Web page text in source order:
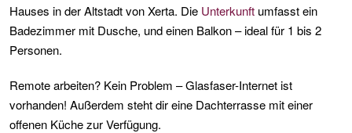
Hauses in der Altstadt von Xerta. Die Unterkunft umfasst ein
Badezimmer mit Dusche, und einen Balkon – ideal für 1 bis 2
Personen.
Remote arbeiten? Kein Problem – Glasfaser-Internet ist
vorhanden! Außerdem steht dir eine Dachterrasse mit einer
offenen Küche zur Verfügung.